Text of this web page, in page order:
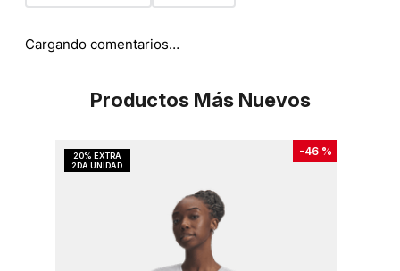
Cargando comentarios…
Productos Más Nuevos
-46 %